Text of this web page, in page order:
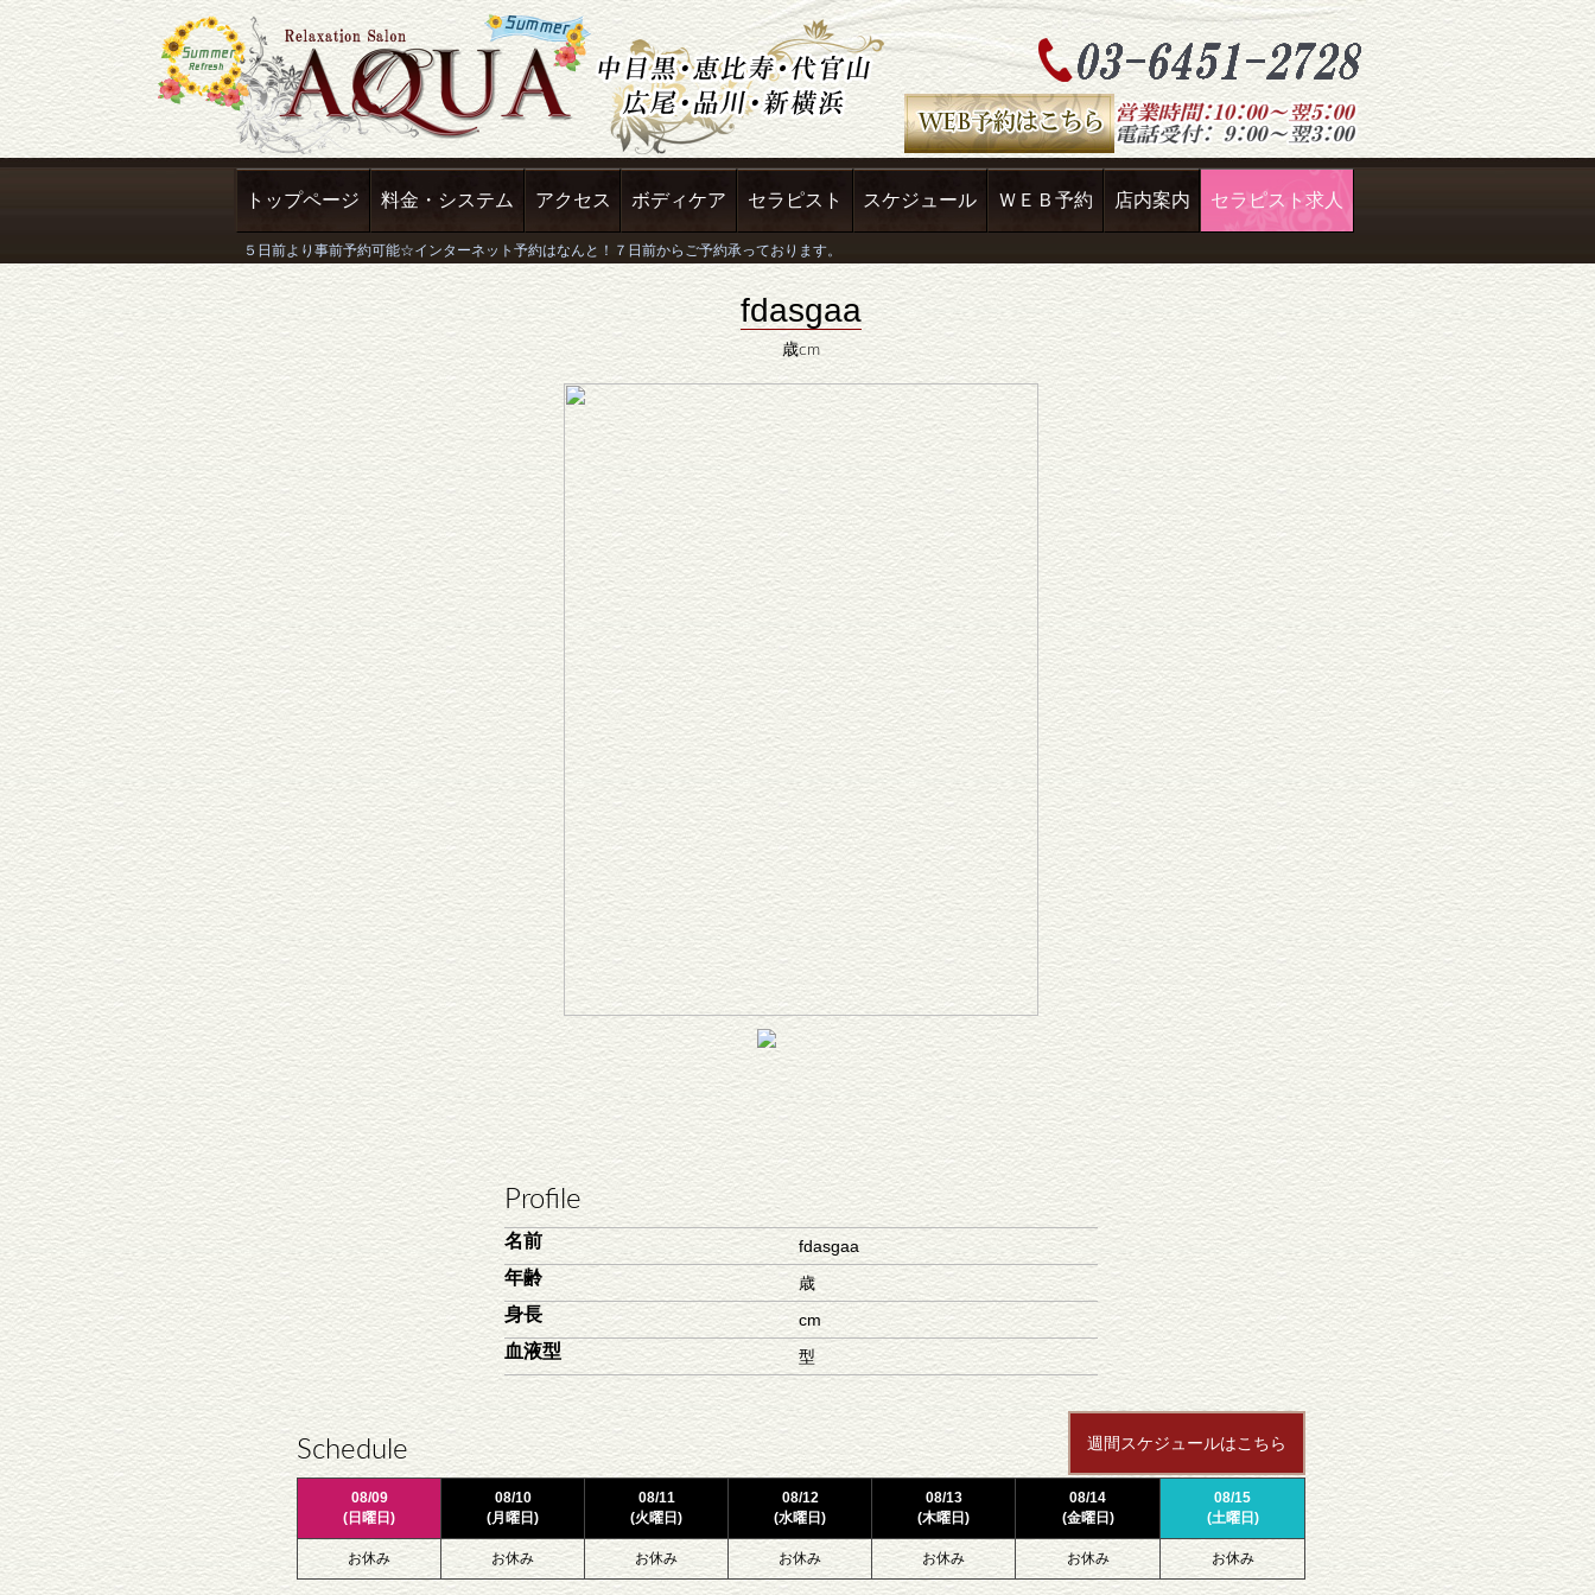
トップページ 料金・システム アクセス ボディケア セラピスト スケジュール ＷＥＢ予約 店内案内 セラピスト求人
fdasgaa
歳cm
Profile
名前 fdasgaa
年齢 歳
身長 cm
血液型 型
Schedule 週間スケジュールはこちら
08/09
(日曜日)
08/10
(月曜日)
08/11
(火曜日)
08/12
(水曜日)
08/13
(木曜日)
08/14
(金曜日)
08/15
(土曜日)
お休み お休み お休み お休み お休み お休み お休み